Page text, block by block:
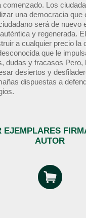
comenzado. Los
una democracia que
será de nuevo
y regenerada.
a cualquier precio la
que le
dudas y fracasos Pero,
desiertos y
dispuestas a
EJEMPLARES
AUTOR